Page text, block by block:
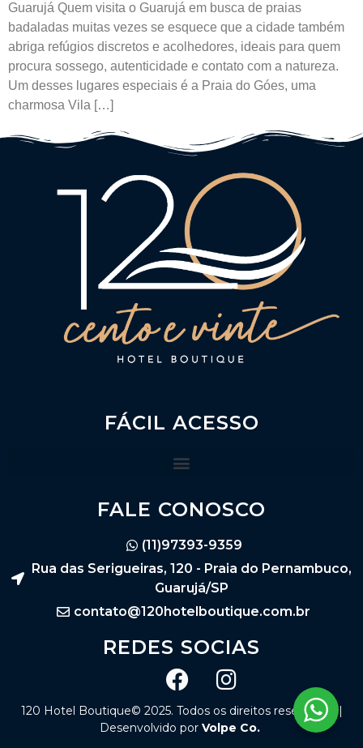
Guarujá Quem visita o Guarujá em busca de praias
badaladas muitas vezes se esquece que a cidade também
abriga refúgios discretos e acolhedores, ideais para quem
procura sossego, autenticidade e contato com a natureza.
Um desses lugares especiais é a Praia do Góes, uma
charmosa Vila […]
FÁCIL ACESSO
FALE CONOSCO
(11)97393-9359
Rua das Serigueiras, 120 - Praia do Pernambuco,
Guarujá/SP
contato@120hotelboutique.com.br
REDES SOCIAS
120 Hotel Boutique© 2025. Todos os direitos reservados |
Desenvolvido por Volpe Co.